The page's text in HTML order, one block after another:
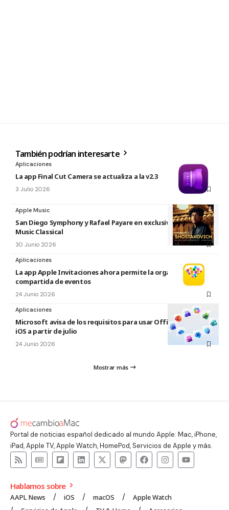
También podrían interesarte
Aplicaciones
La app Final Cut Camera se actualiza a la v2.3
3 Julio 2026
Apple Music
San Diego Symphony y Rafael Payare en exclusiva en Apple
Music Classical
30 Junio 2026
Aplicaciones
La app Apple Invitaciones ahora permite la organización
compartida de eventos
24 Junio 2026
Aplicaciones
Microsoft avisa de los requisitos para usar Office en macOS y
iOS a partir de julio
24 Junio 2026
Mostrar más
Portal de noticias español dedicado al mundo Apple: Mac, iPhone,
iPad, Apple TV, Apple Watch, HomePod, Servicios de Apple y más.
Hablamos sobre
AAPL News iOS macOS
Apple Watch